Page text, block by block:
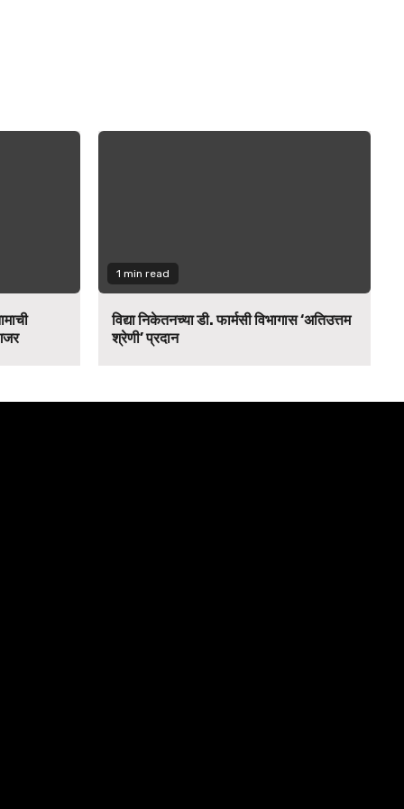
1 min read
विद्या निकेतनच्या डी. फार्मसी विभागास ‘अतिउत्तम
श्रेणी’ प्रदान